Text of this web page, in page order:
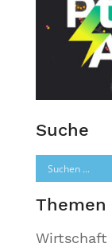
Suche
Themen
Wirtschaft